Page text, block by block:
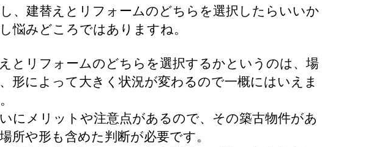
、建替えとリフォームのどちらを選択したらいいか
悩みどころではありますね。
とリフォームのどちらを選択するかというのは、場
形によって大きく状況が変わるので一概にはいえま
にメリットや注意点があるので、その築古物件があ
所や形も含めた判断が必要です。